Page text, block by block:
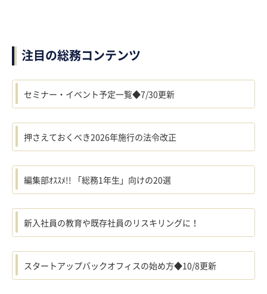
注目の総務コンテンツ
セミナー・イベント予定一覧◆7/30更新
押さえておくべき2026年施行の法令改正
編集部ｵｽｽﾒ!! 「総務1年生」向けの20選
新入社員の教育や既存社員のリスキリングに！
スタートアップバックオフィスの始め方◆10/8更新